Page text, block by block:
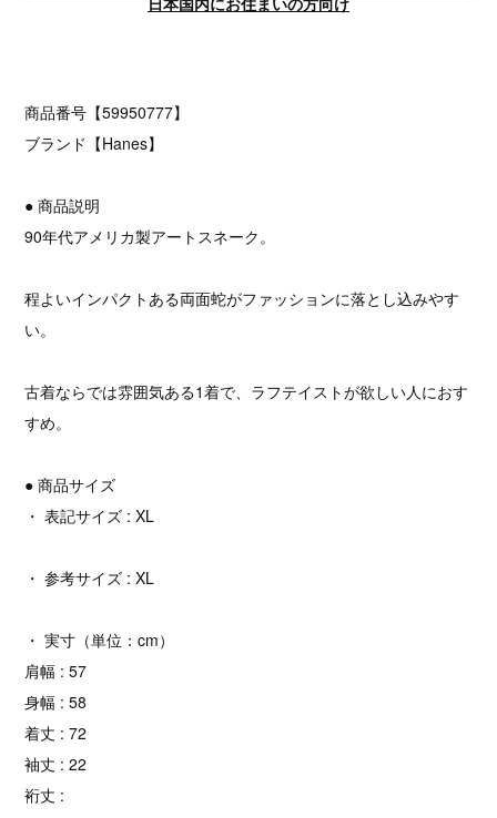
商品番号【59950777】
ブランド【Hanes】
● 商品説明
90年代アメリカ製アートスネーク。
程よいインパクトある両面蛇がファッションに落とし込みやす
い。
古着ならでは雰囲気ある1着で、ラフテイストが欲しい人におす
すめ。
● 商品サイズ
・ 表記サイズ : XL
・ 参考サイズ : XL
・ 実寸（単位：cm）
肩幅 : 57
身幅 : 58
着丈 : 72
袖丈 : 22
裄丈 :